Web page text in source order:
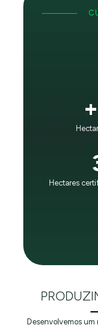
É o princípio
“Impactar
mundial em
Hectares
Desenvolvemos